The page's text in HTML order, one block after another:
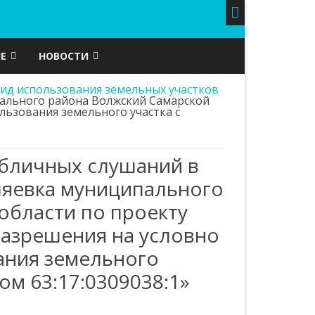
КОНТАКТНАЯ ИНФОРМАЦИЯ ИНТЕРНЕТ-ПРИЕМНАЯ
ФКС И МП
ГЕРБ
ФЛАГ
СРЕДА
СУБЪЕКТОВ МСП
МБУ ПО РАЗВИТИЮ ФКС И МП
МБУК ЦКД “ЮБИЛЕЙНЫЙ”
НОВОСТИ
ВИДЕОПРОЕКТ
ГАЗЕТА “МОЙ ПОСЕЛОК”
ОБЪЯВЛЕНИЯ
ПОЛИЦИЯ И БЕЗОПАСНОСТЬ
В ПРОКУРАТУРЕ РАЙОНА
РОССРЕЕСТР РАЗЪЯСНЯЕТ
СЛУЖБА ЗАНЯТОСТИ
использования земельных участков
района Волжский Самарской
земельного участка с
слушаний в
муниципального
по проекту
на условно
земельного
63:17:0309038:1»